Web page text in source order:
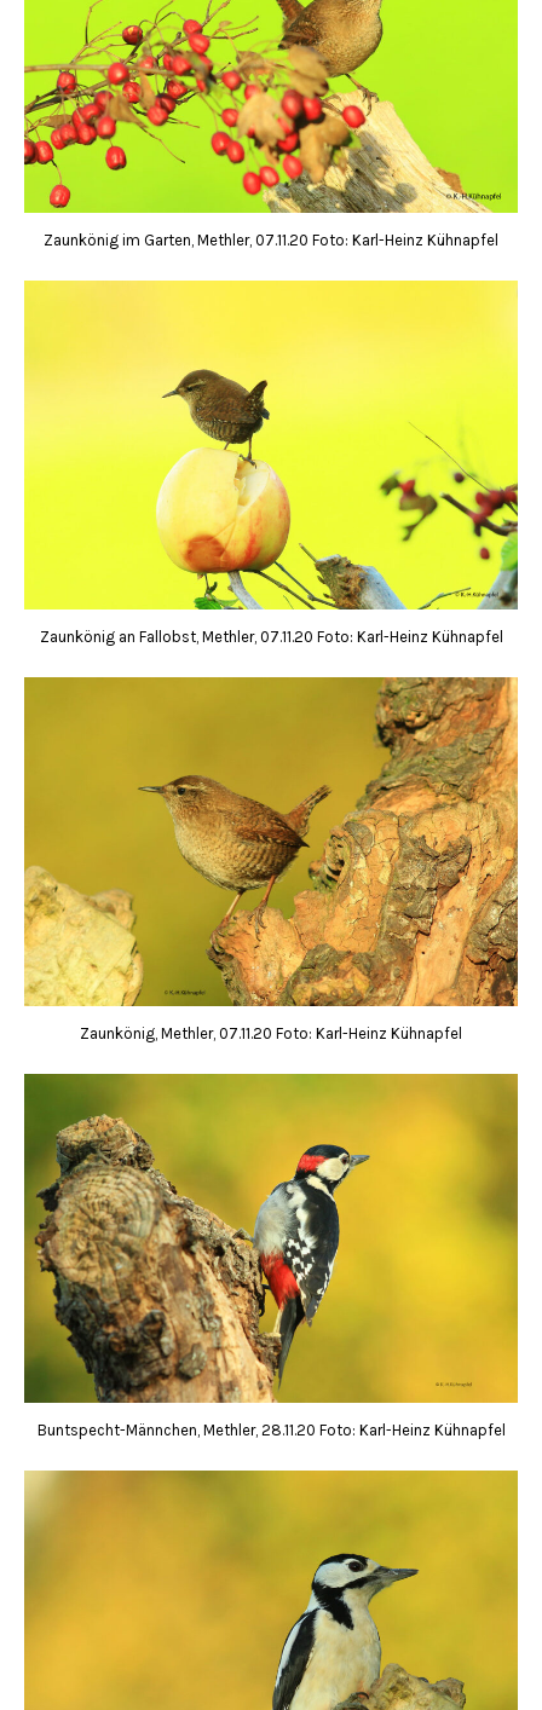
Zaunkönig im Garten, Methler, 07.11.20 Foto: Karl-Heinz Kühnapfel
Zaunkönig an Fallobst, Methler, 07.11.20 Foto: Karl-Heinz Kühnapfel
Zaunkönig, Methler, 07.11.20 Foto: Karl-Heinz Kühnapfel
Buntspecht-Männchen, Methler, 28.11.20 Foto: Karl-Heinz Kühnapfel